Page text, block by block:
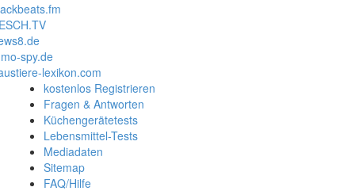
spy.de
lexikon.com
kostenlos Registrieren
Fragen & Antworten
Küchengerätetests
Lebensmittel-Tests
Mediadaten
Sitemap
FAQ/Hilfe